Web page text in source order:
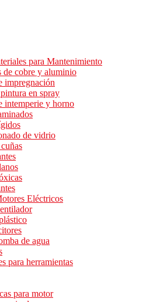
para Mantenimiento
de cobre y aluminio
impregnación
en spray
intemperie y horno
de vidrio
Eléctricos
de agua
para herramientas
para motor